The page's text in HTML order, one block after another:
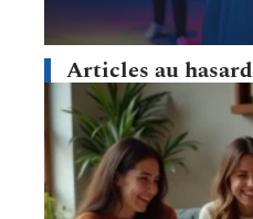
Articles au hasard